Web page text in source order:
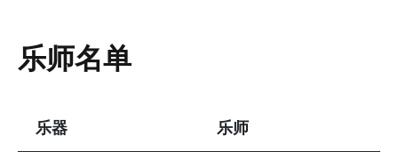
乐师名单
乐器 乐师